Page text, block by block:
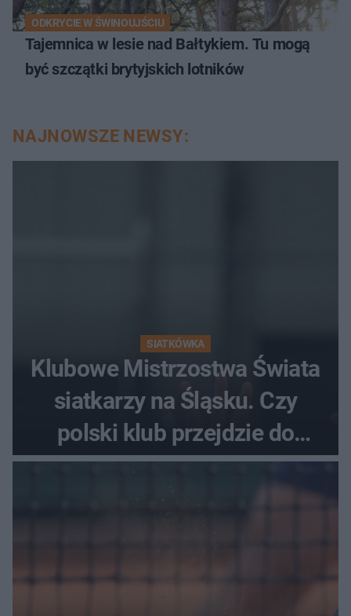
ODKRYCIE W ŚWINOUJŚCIU
Tajemnica w lesie nad Bałtykiem. Tu mogą
być szczątki brytyjskich lotników
NAJNOWSZE NEWSY:
SIATKÓWKA
Klubowe Mistrzostwa Świata
siatkarzy na Śląsku. Czy
polski klub przejdzie do
historii